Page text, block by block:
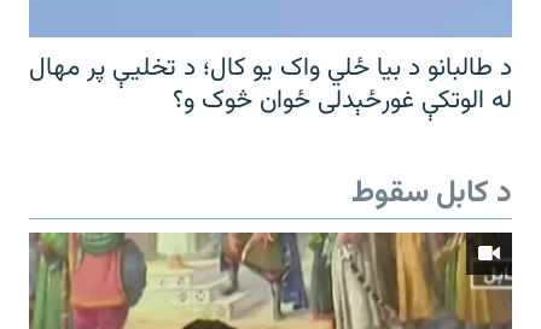
د طالبانو د بیا ځلي واک یو کال؛ د تخلیې پر مهال
له الوتکې غورځېدلی ځوان څوک و؟
د کابل سقوط